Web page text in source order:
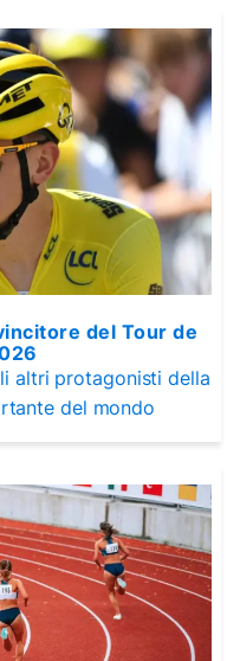
del Tour de
altri protagonisti della
del mondo